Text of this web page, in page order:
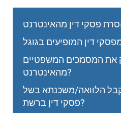
את המסמכים המשפטיים
מהאינטרנט?
הלוואה/משכנתא בשל
פסקי דין ברשת?